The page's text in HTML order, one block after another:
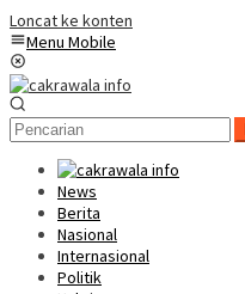
Loncat ke konten
Menu Mobile
News
Berita
Nasional
Internasional
Politik